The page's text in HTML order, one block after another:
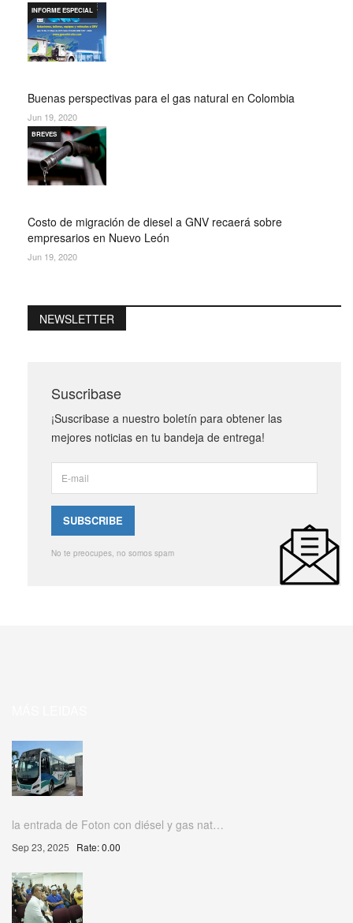
Buenas perspectivas para el gas natural en Colombia
INFORME ESPECIAL
Jun 19, 2020
Costo de migración de diesel a GNV recaerá sobre
empresarios en Nuevo León
BREVES
Jun 19, 2020
NEWSLETTER
Suscribase
¡Suscribase a nuestro boletín para obtener las
mejores noticias en tu bandeja de entrega!
No te preocupes, no somos spam
la entrada de Foton con diésel y gas nat…
Sep 23, 2025 Rate: 0.00